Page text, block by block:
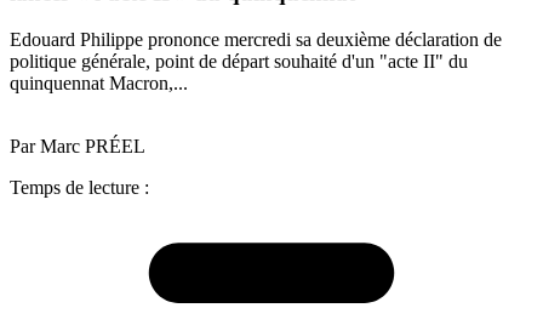
Edouard Philippe prononce mercredi sa deuxième déclaration de
politique générale, point de départ souhaité d'un "acte II" du
quinquennat Macron,...
Par Marc PRÉEL
Temps de lecture :